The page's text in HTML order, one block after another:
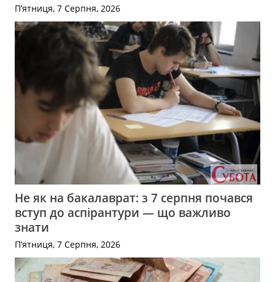
П’ятниця, 7 Серпня, 2026
Не як на бакалаврат: з 7 серпня почався
вступ до аспірантури — що важливо
знати
П’ятниця, 7 Серпня, 2026